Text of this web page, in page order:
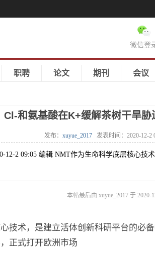
微信登
职聘 论文 期刊 会议
Cl-和氨基酸在K+缓解茶树干旱
发布： xuyue_2017 发表时间： 2020-12-2
12-2 09:05 编辑 NMT作为生命科学底层核心
本帖最后由 xuyue_2017 于 2020-
技术，是建立活体创新科研平台的必
正式打开欧洲市场